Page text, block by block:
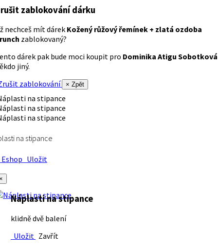
zablokování dárku
nechceš mít dárek Kožený růžový řemínek + zlatá ozdoba
zablokovaný?
dárek pak bude moci koupit pro Dominika Atigu Sobotková
jiný.
zablokování
× Zpět
na stipance
Uložit
Náplasti na stipance
klidně dvě balení
Uložit Zavřít